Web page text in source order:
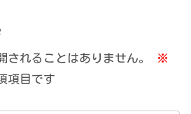
されることはありません。
※
項目です